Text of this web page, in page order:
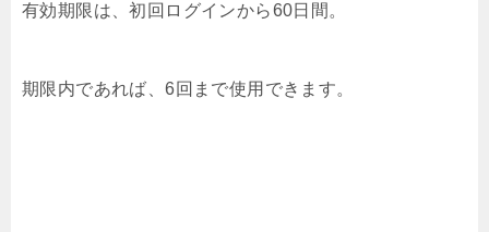
有効期限は、初回ログインから60日間。
期限内であれば、6回まで使用できます。